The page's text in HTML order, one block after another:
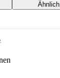
Ähnlich